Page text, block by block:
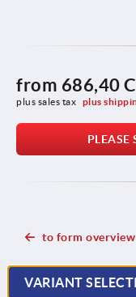
from 686,40
plus sales tax plus
PLEASE
to form overview
VARIANT